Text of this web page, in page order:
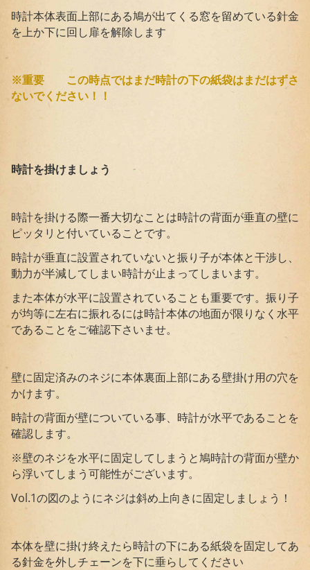
時計本体表面上部にある鳩が出てくる窓を留めている針金
を上か下に回し扉を解除します
※重要 この時点ではまだ時計の下の紙袋はまだはずさ
ないでください！！
時計を掛けましょう
時計を掛ける際一番大切なことは時計の背面が垂直の壁に
ピッタリと付いていることです。
時計が垂直に設置されていないと振り子が本体と干渉し、
動力が半減してしまい時計が止まってしまいます。
また本体が水平に設置されていることも重要です。振り子
が均等に左右に振れるには時計本体の地面が限りなく水平
であることをご確認下さいませ。
壁に固定済みのネジに本体裏面上部にある壁掛け用の穴を
かけます。
時計の背面が壁についている事、時計が水平であることを
確認します。
※壁のネジを水平に固定してしまうと鳩時計の背面が壁か
ら浮いてしまう可能性がございます。
Vol.1の図のようにネジは斜め上向きに固定しましょう！
本体を壁に掛け終えたら時計の下にある紙袋を固定してあ
る針金を外しチェーンを下に垂らしてください